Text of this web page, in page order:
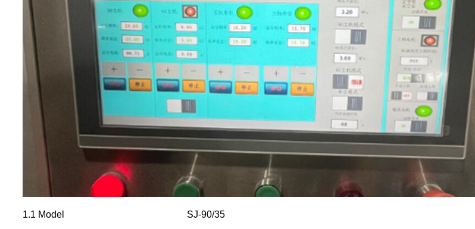
1.1 Model
SJ-90/35